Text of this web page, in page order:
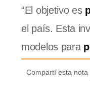
“El objetivo es
el país. Esta
modelos para
Compartí esta nota